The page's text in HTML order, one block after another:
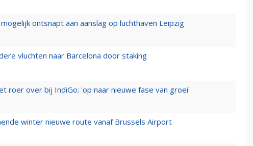
ontsnapt aan aanslag op luchthaven Leipzig
vluchten naar Barcelona door staking
roer over bij IndiGo: 'op naar nieuwe fase van groei'
winter nieuwe route vanaf Brussels Airport